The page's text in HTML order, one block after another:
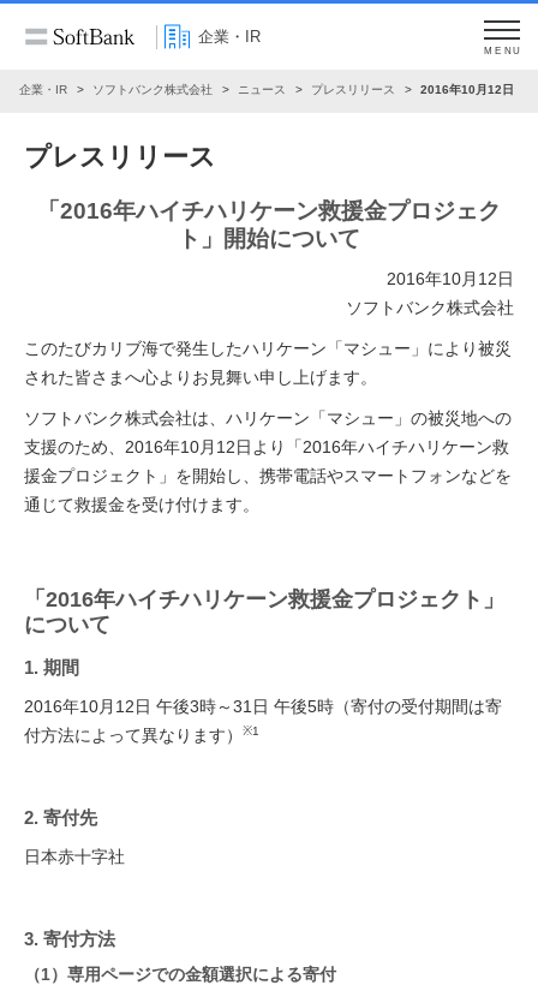
企業・IR
MENU
企業・IR ソフトバンク株式会社 ニュース プレスリリース 2016年10月12日
プレスリリース
「2016年ハイチハリケーン救援金プロジェク
ト」開始について
2016年10月12日
ソフトバンク株式会社
このたびカリブ海で発生したハリケーン「マシュー」により被災
された皆さまへ心よりお見舞い申し上げます。
ソフトバンク株式会社は、ハリケーン「マシュー」の被災地への
支援のため、2016年10月12日より「2016年ハイチハリケーン救
援金プロジェクト」を開始し、携帯電話やスマートフォンなどを
通じて救援金を受け付けます。
「2016年ハイチハリケーン救援金プロジェクト」
について
1. 期間
2016年10月12日 午後3時～31日 午後5時（寄付の受付期間は寄
付方法によって異なります）
※1
2. 寄付先
日本赤十字社
3. 寄付方法
（1）専用ページでの金額選択による寄付